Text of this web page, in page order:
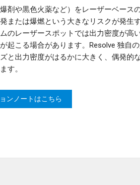
剤や黒色火薬など）をレーザーベース
または爆燃という大きなリスクが発生
のレーザースポットでは出力密度が高
起こる場合があります。Resolve 独自
と出力密度がはるかに大きく、偶発的
す。
ンノートはこちら